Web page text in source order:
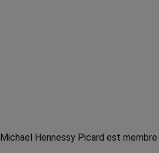
Michael Hennessy Picard est membre